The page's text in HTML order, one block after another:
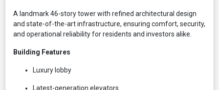
A landmark 46-story tower with refined architectural design
and state-of-the-art infrastructure, ensuring comfort, security,
and operational reliability for residents and investors alike.
Building Features
Luxury lobby
Latest-generation elevators